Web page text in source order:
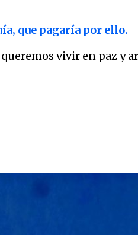
que pagaría por ello.
vivir en paz y